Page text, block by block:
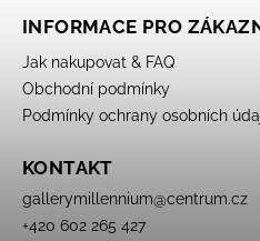
INFORMACE PRO
Jak nakupovat & FAQ
Obchodní podmínky
Podmínky ochrany osobních
KONTAKT
gallerymillennium@centrum.cz
+420 602 265 427